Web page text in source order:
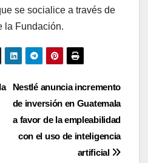
se socialice a través de
la Fundación.
Nestlé anuncia incremento
de inversión en Guatemala
a favor de la empleabilidad
con el uso de inteligencia
artificial